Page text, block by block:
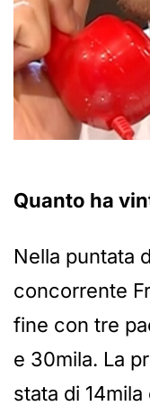
Quanto ha
Nella puntata
concorrente
fine con tre
e 30mila. La
stata di